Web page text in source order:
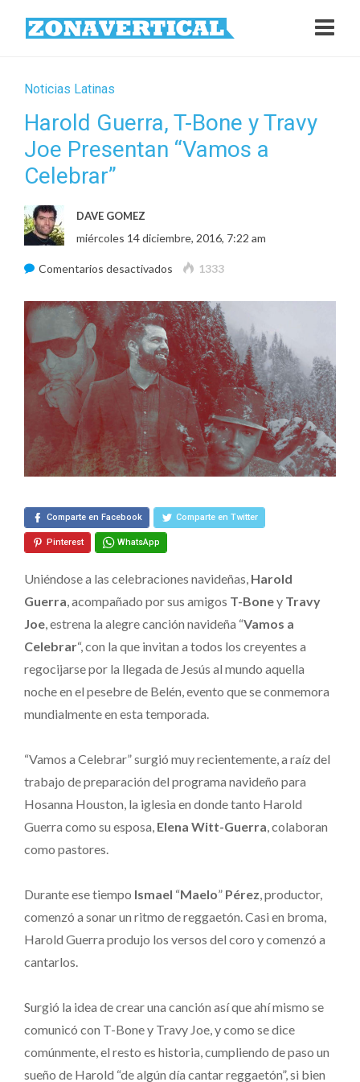
Noticias Latinas
Harold Guerra, T-Bone y Travy
Joe Presentan “Vamos a
Celebrar”
DAVE GOMEZ
miércoles 14 diciembre, 2016, 7:22 am
Comentarios desactivados en
Guerra,
T-
Bone
y
Travy
Joe
Presentan
“Vamos
Celebrar”
1333
Comparte en Facebook Comparte en Twitter
Pinterest WhatsApp
Uniéndose a las celebraciones navideñas, Harold
Guerra, acompañado por sus amigos T-Boney Travy
Joe, estrena la alegre canción navideña “Vamos a
Celebrar“, con la que invitan a todos los creyentes a
regocijarse por la llegada de Jesús al mundo aquella
noche en el pesebre de Belén, evento que se conmemora
mundialmente en esta temporada.
“Vamos a Celebrar” surgió muy recientemente, a raíz del
trabajo de preparación del programa navideño para
Hosanna Houston, la iglesia en donde tanto Harold
Guerra como su esposa, Elena Witt-Guerra, colaboran
como pastores.
Durante ese tiempo Ismael “Maelo” Pérez, productor,
comenzó a sonar un ritmo de reggaetón. Casi en broma,
Harold Guerra produjo los versos del coro y comenzó a
cantarlos.
Surgió la idea de crear una canción así que ahí mismo se
comunicó con T-Bone y Travy Joe, y como se dice
comúnmente, el resto es historia, cumpliendo de paso un
sueño de Harold “de algún día cantar reggaetón”, si bien